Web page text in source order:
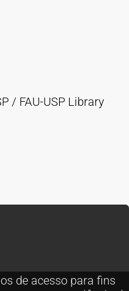
de acesso para fins
/ FAU-USP Library